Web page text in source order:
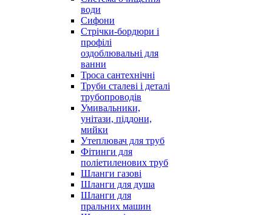
води
Сифони
Стрічки-бордюри і
профілі
оздоблювальні для
ванни
Троса сантехнічні
Труби сталеві і деталі
трубопроводів
Умивальники,
унітази, піддони,
мийки
Утеплювач для труб
Фітинги для
поліетиленових труб
Шланги газові
Шланги для душа
Шланги для
пральних машин